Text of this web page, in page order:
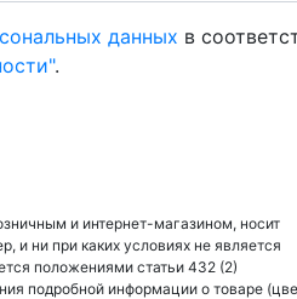
данных в
.
и интернет-магазином, носит
и ни при каких условиях не является
положениями статьи 432 (2)
подробной информации о товаре